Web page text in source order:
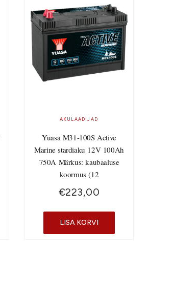
AKULAADIJAD
Yuasa M31-100S Active
Marine stardiaku 12V 100Ah
750A Märkus: kaubaaluse
koormus (12
€223,00
LISA KORVI